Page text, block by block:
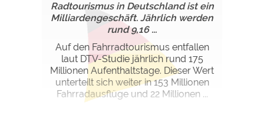
Radtourismus in Deutschland ist ein
Milliardengeschäft. Jährlich werden
rund 9,16 ...
Auf den Fahrradtourismus entfallen
laut DTV-Studie jährlich rund 175
Millionen Aufenthaltstage. Dieser Wert
unterteilt sich weiter in 153 Millionen
Fahrradausflüge und 22 Millionen ...